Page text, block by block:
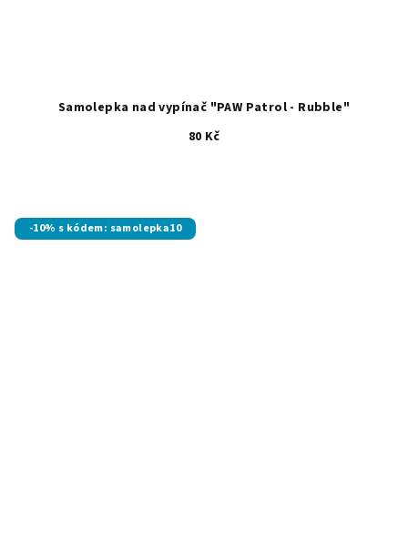
Samolepka nad vypínač "PAW Patrol - Rubble"
80 Kč
-10% s kódem: samolepka10